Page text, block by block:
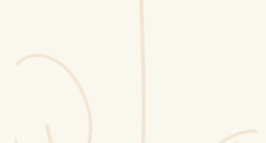
Blüten-Finder
Phänologie-Radar
Vogelstimmen